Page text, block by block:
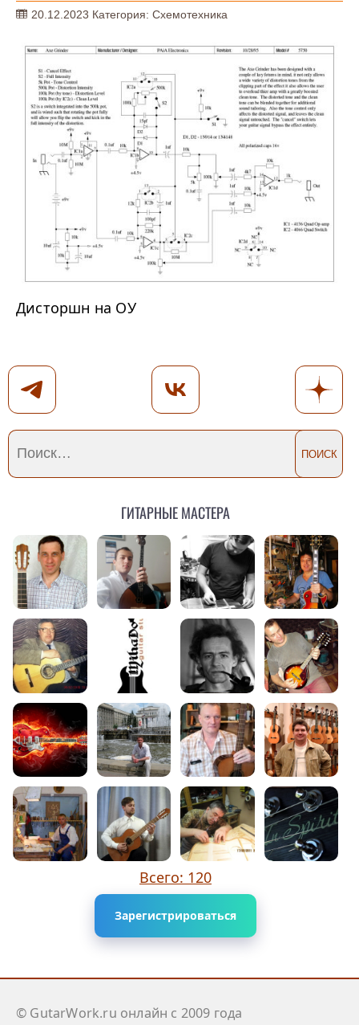
20.12.2023 Категория: Схемотехника
Дисторшн на ОУ
Гитарные мастера
Всего: 120
Зарегистрироваться
© GutarWork.ru онлайн c 2009 года